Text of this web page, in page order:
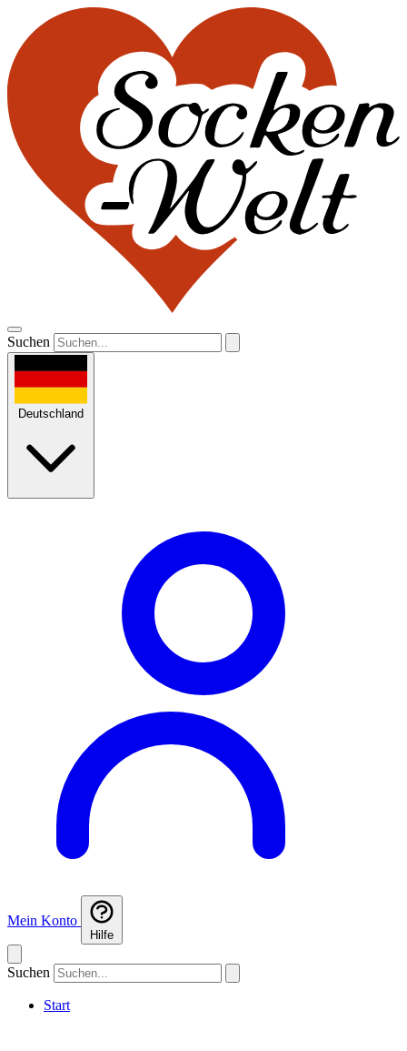
Suchen
Deutschland
Mein Konto
Hilfe
Suchen
Start